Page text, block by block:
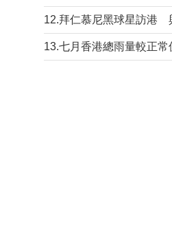
12.拜仁慕尼黑球星訪港
13.七月香港總雨量較正常